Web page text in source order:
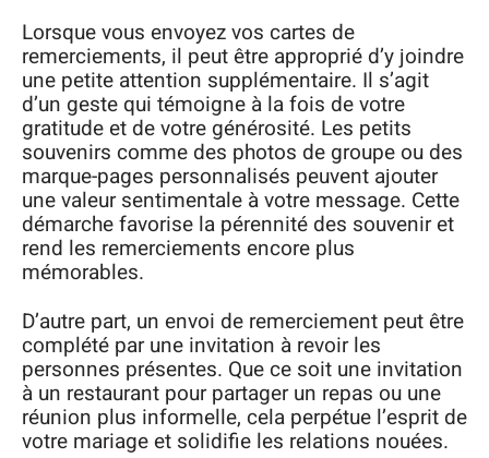
Lorsque vous envoyez vos cartes de
remerciements, il peut être approprié d’y joindre
une petite attention supplémentaire. Il s’agit
d’un geste qui témoigne à la fois de votre
gratitude et de votre générosité. Les petits
souvenirs comme des photos de groupe ou des
marque-pages personnalisés peuvent ajouter
une valeur sentimentale à votre message. Cette
démarche favorise la pérennité des souvenir et
rend les remerciements encore plus
mémorables.
D’autre part, un envoi de remerciement peut être
complété par une invitation à revoir les
personnes présentes. Que ce soit une invitation
à un restaurant pour partager un repas ou une
réunion plus informelle, cela perpétue l’esprit de
votre mariage et solidifie les relations nouées.